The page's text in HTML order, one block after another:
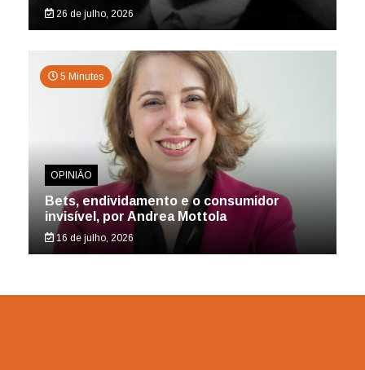
26 de julho, 2026
5 Minutes
OPINIÃO
Bets, endividamento e o consumidor
invisível, por Andrea Mottola
16 de julho, 2026